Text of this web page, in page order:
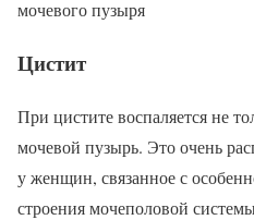
мочевого пузыря
Цистит
При цистите воспаляется не
мочевой пузырь. Это очень
у женщин, связанное с
строения мочеполовой